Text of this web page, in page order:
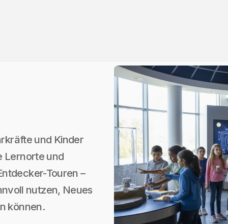
und Kinder
Lernorte und
Touren –
nutzen, Neues
können.